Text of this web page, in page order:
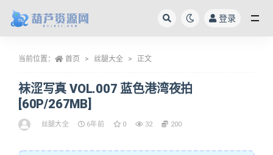
登录
当前位置： 首页 丝腿大全 正文
袜涩写真 VOL.007 蓝色港湾夜拍
[60P/267MB]
丝腿大全 6年前 0 32 200